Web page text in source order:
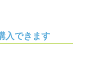
入できます